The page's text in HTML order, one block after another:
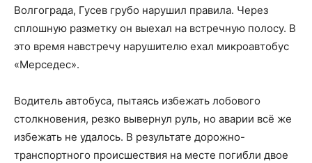
Волгограда, Гусев грубо нарушил правила. Через
сплошную разметку он выехал на встречную полосу. В
это время навстречу нарушителю ехал микроавтобус
«Мерседес».
Водитель автобуса, пытаясь избежать лобового
столкновения, резко вывернул руль, но аварии всё же
избежать не удалось. В результате дорожно-
транспортного происшествия на месте погибли двое